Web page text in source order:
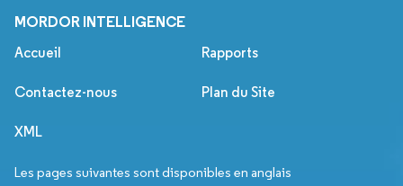
MORDOR INTELLIGENCE
Accueil Rapports
Contactez-nous Plan du Site
XML
Les pages suivantes sont disponibles en anglais